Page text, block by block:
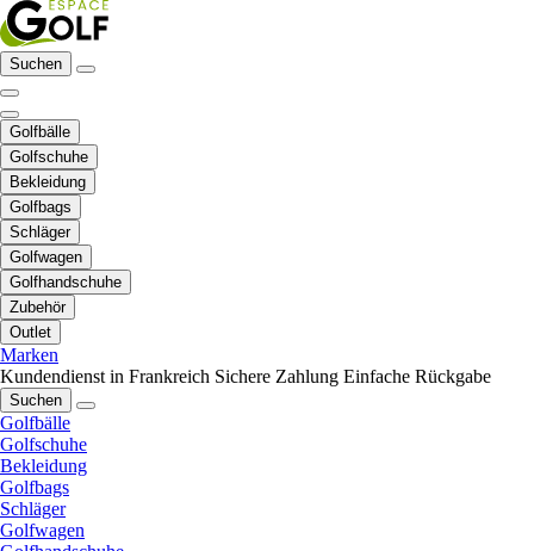
Suchen
Golfbälle
Golfschuhe
Bekleidung
Golfbags
Schläger
Golfwagen
Golfhandschuhe
Zubehör
Outlet
Marken
Kundendienst in Frankreich Sichere Zahlung Einfache Rückgabe
Suchen
Golfbälle
Golfschuhe
Bekleidung
Golfbags
Schläger
Golfwagen